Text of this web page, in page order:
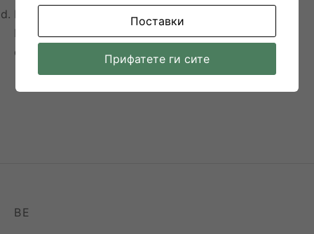
КОЛК
Поминете ја мерната лента преку вашиот колк,
околу најполната точка на колковите
BE
Поставки
Прифатете ги сите